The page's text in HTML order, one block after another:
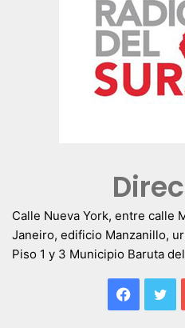
Calle Nueva York, entre calle
Janeiro, edificio Manzanillo,
Piso 1 y 3 Municipio Baruta